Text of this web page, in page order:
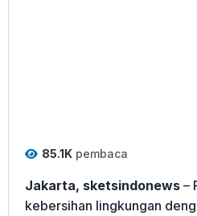
85.1K pembaca
Jakarta, sketsindonews –
kebersihan lingkungan